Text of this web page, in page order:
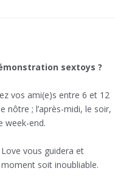
sextoys ?
vos ami(e)s entre 6 et 12
nôtre ; l’après-midi, le soir,
week-end.
vous guidera et
soit inoubliable.